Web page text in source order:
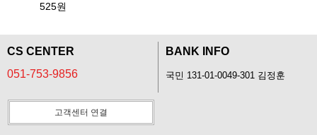
525원
CS CENTER
051-753-9856
BANK INFO
국민 131-01-0049-301 김정훈
고객센터 연결